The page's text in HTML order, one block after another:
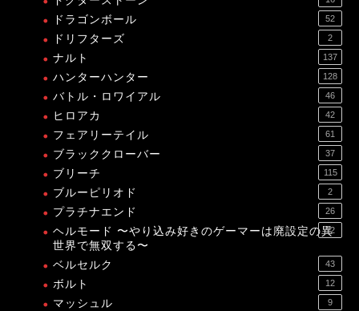
ドラゴンボール 52
ドリフターズ 2
ナルト 137
ハンターハンター 128
バトル・ロワイアル 46
ヒロアカ 42
フェアリーテイル 61
ブラッククローバー 37
ブリーチ 115
ブルーピリオド 2
プラチナエンド 26
ヘルモード 〜やり込み好きのゲーマーは廃設定の異
世界で無双する〜
12
ベルセルク 43
ボルト 12
マッシュル 9